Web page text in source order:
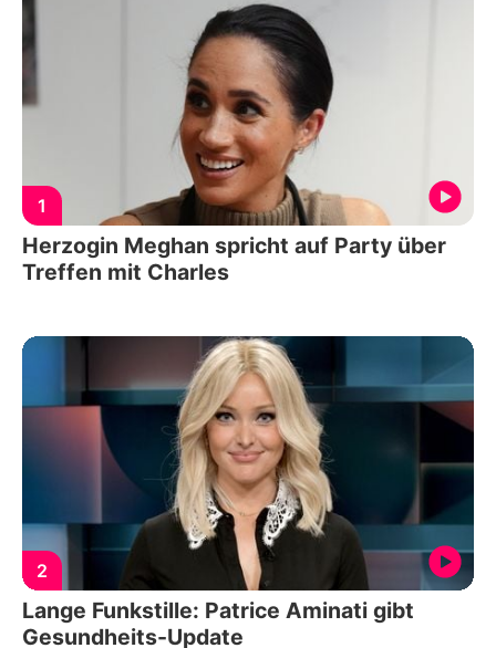
1
Herzogin Meghan spricht auf Party über
Treffen mit Charles
2
Lange Funkstille: Patrice Aminati gibt
Gesundheits-Update